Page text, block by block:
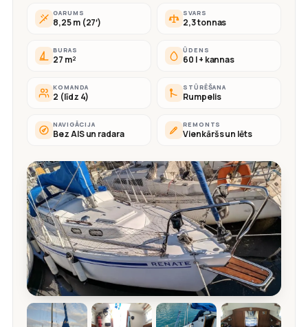
GARUMS
8,25 m (27′)
SVARS
2,3 tonnas
BURAS
27 m²
ŪDENS
60 l + kannas
KOMANDA
2 (līdz 4)
STŪRĒŠANA
Rumpelis
NAVIGĀCIJA
Bez AIS un radara
REMONTS
Vienkāršs un lēts